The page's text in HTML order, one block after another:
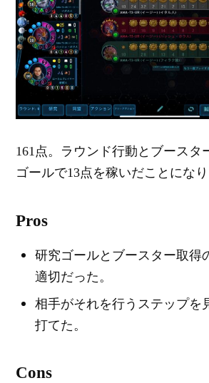
161点。ラウンド行動とブースタ
ゴールで13点を稼いだことになり
Pros
研究ゴールとブースター取得
適切だった。
相手がそれを行うステップを
打てた。
Cons